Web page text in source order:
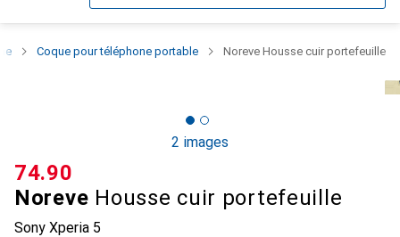
Coque pour téléphone portable Noreve Housse cuir portefeuille
2 images
Noreve Housse cuir portefeuille
Sony Xperia 5
CHF
74.90